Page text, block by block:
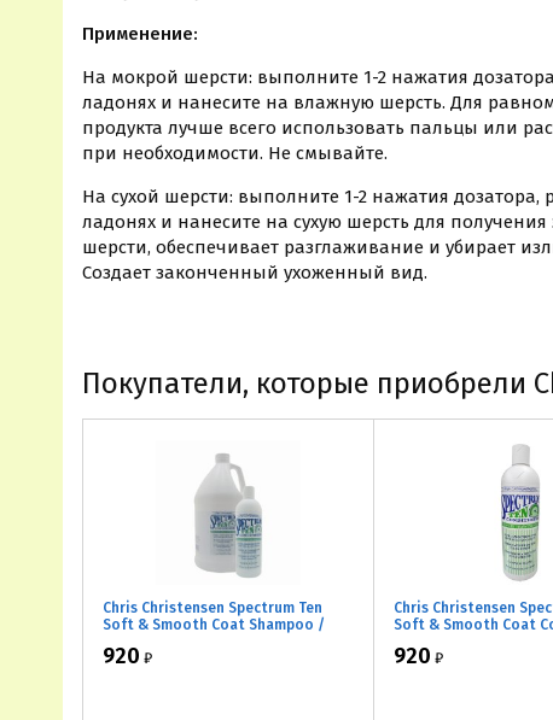
Применение:
На мокрой шерсти: выполните 1-2 нажатия
ладонях и нанесите на влажную шерсть. Для
продукта лучше всего использовать пальцы или
при необходимости. Не смывайте.
На сухой шерсти: выполните 1-2 нажатия дозатора,
ладонях и нанесите на сухую шерсть для
шерсти, обеспечивает разглаживание и убирает
Создает законченный ухоженный вид.
Покупатели, которые приобрели
Chris Christensen Spectrum Ten
Soft & Smooth Coat Shampoo /
ниспадающей шерсти
920 ₽
Chris Christensen
Soft & Smooth Coat
длинной шерсти
920 ₽